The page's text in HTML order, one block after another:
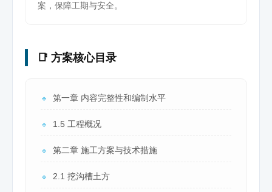
案，保障工期与安全。
📑 方案核心目录
🔹 第一章 内容完整性和编制水平
🔹 1.5 工程概况
🔹 第二章 施工方案与技术措施
🔹 2.1 挖沟槽土方